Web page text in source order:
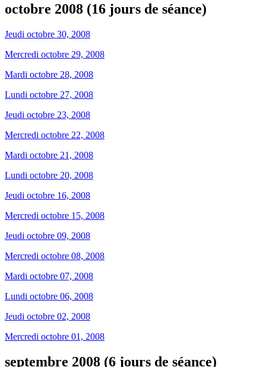
octobre 2008 (16 jours de séance)
Jeudi octobre 30, 2008
Mercredi octobre 29, 2008
Mardi octobre 28, 2008
Lundi octobre 27, 2008
Jeudi octobre 23, 2008
Mercredi octobre 22, 2008
Mardi octobre 21, 2008
Lundi octobre 20, 2008
Jeudi octobre 16, 2008
Mercredi octobre 15, 2008
Jeudi octobre 09, 2008
Mercredi octobre 08, 2008
Mardi octobre 07, 2008
Lundi octobre 06, 2008
Jeudi octobre 02, 2008
Mercredi octobre 01, 2008
septembre 2008 (6 jours de séance)